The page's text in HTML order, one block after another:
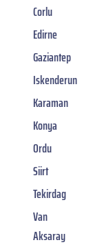
Corlu
Edirne
Gaziantep
Iskenderun
Karaman
Konya
Ordu
Siirt
Tekirdag
Van
Aksaray